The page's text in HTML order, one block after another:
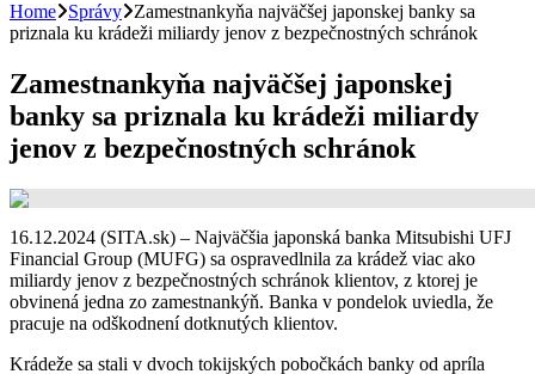
Home
Správy
Zamestnankyňa najväčšej japonskej banky sa
priznala ku krádeži miliardy jenov z bezpečnostných schránok
Zamestnankyňa najväčšej japonskej
banky sa priznala ku krádeži miliardy
jenov z bezpečnostných schránok
16.12.2024 (SITA.sk) – Najväčšia japonská banka Mitsubishi UFJ
Financial Group (MUFG) sa ospravedlnila za krádež viac ako
miliardy jenov z bezpečnostných schránok klientov, z ktorej je
obvinená jedna zo zamestnankýň. Banka v pondelok uviedla, že
pracuje na odškodnení dotknutých klientov.
Krádeže sa stali v dvoch tokijských pobočkách banky od apríla